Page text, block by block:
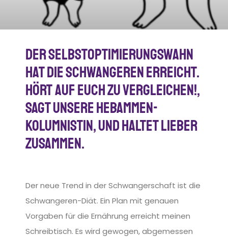
Der Selbstoptimierungswahn
hat die Schwangeren erreicht.
Hört auf euch zu vergleichen!,
sagt unsere Hebammen-
Kolumnistin, und haltet lieber
zusammen.
Der neue Trend in der Schwangerschaft ist die
Schwangeren-Diät. Ein Plan mit genauen
Vorgaben für die Ernährung erreicht meinen
Schreibtisch. Es wird gewogen, abgemessen